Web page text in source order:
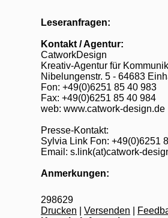
Leseranfragen:
Kontakt / Agentur:
CatworkDesign
Kreativ-Agentur für
Nibelungenstr. 5 - 64683
Fon: +49(0)6251 85 40 983
Fax: +49(0)6251 85 40 984
web: www.catwork-design.de
Presse-Kontakt:
Sylvia Link Fon: +49(0)6251
Email: s.link(at)catwork-
Anmerkungen:
298629
Drucken
Versenden